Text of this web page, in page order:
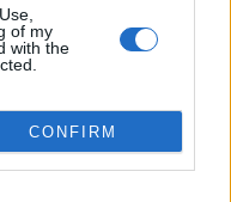
of my
with the
CONFIRM
roky po velkém požáru v
Švýcarsku: spontánní
zeleně, nová